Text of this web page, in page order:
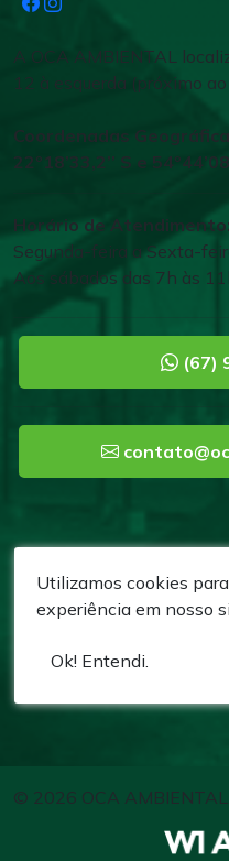
A OCA AMBIENTAL
12 à esquerda (próximo
Coordenadas
22º18’33,2’’ S e
Horário de Atendimento:
Segunda-feira a Sexta-
Aos sábados das 7h às
(67)
© 2026 OCA
Utilizamos cookies
experiência em nosso
Ok! Entendi.